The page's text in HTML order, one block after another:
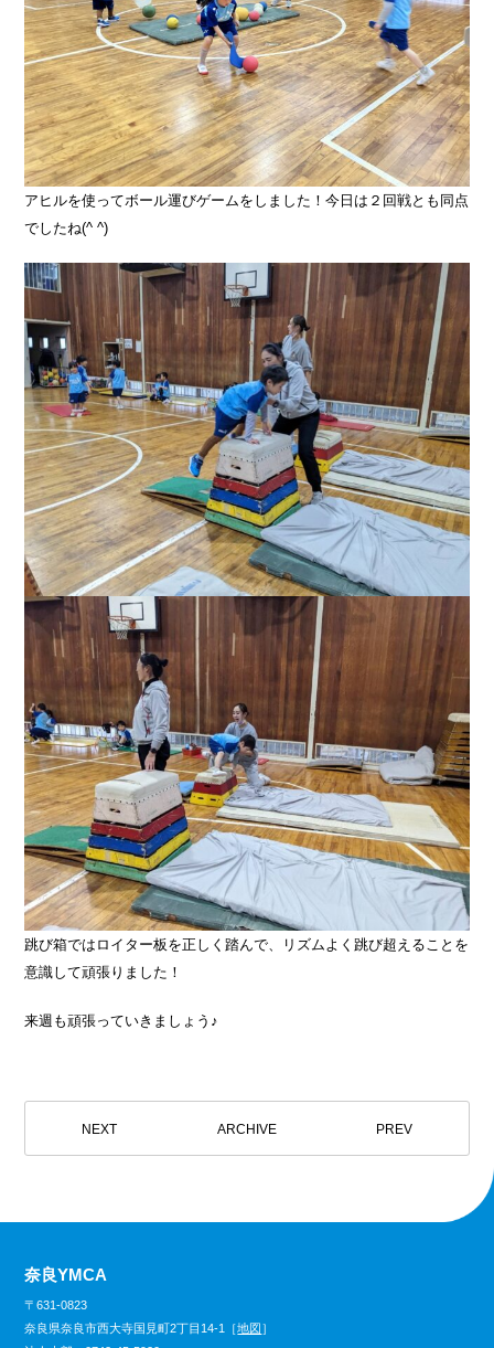
アヒルを使ってボール運びゲームをしました！今日は２回戦とも同点
でしたね(^ ^)
跳び箱ではロイター板を正しく踏んで、リズムよく跳び超えることを
意識して頑張りました！
来週も頑張っていきましょう♪
NEXT ARCHIVE PREV
奈良YMCA
〒631-0823
奈良県奈良市西大寺国見町2丁目14-1［地図］